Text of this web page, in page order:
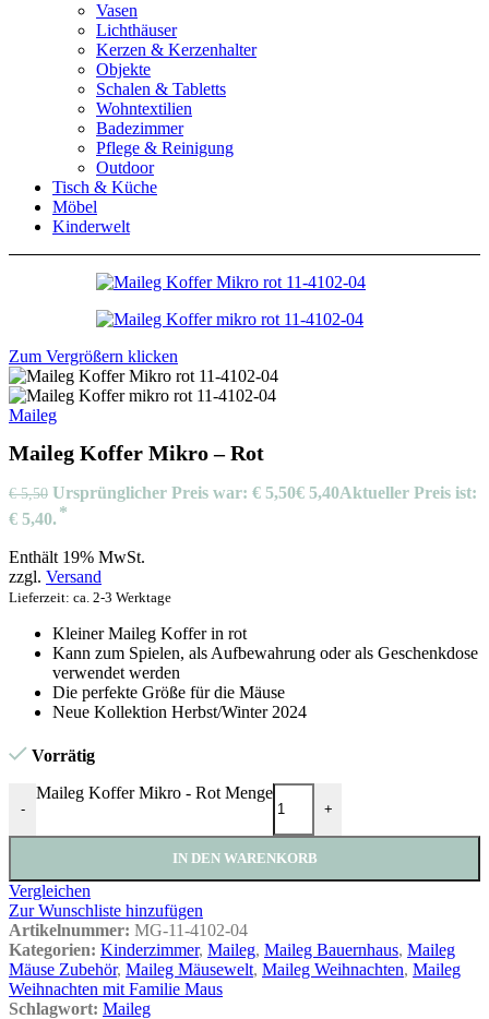
Vasen
Lichthäuser
Kerzen & Kerzenhalter
Objekte
Schalen & Tabletts
Wohntextilien
Badezimmer
Pflege & Reinigung
Outdoor
Tisch & Küche
Möbel
Kinderwelt
Zum Vergrößern klicken
Maileg
Maileg Koffer Mikro – Rot
€5,50 Ursprünglicher Preis war: € 5,50€ 5,40Aktueller Preis ist:
€ 5,40.
Enthält 19% MwSt.
zzgl. Versand
Lieferzeit: ca. 2-3 Werktage
Kleiner Maileg Koffer in rot
Kann zum Spielen, als Aufbewahrung oder als Geschenkdose
verwendet werden
Die perfekte Größe für die Mäuse
Neue Kollektion Herbst/Winter 2024
Vorrätig
-
Maileg Koffer Mikro - Rot Menge
+
IN DEN WARENKORB
Vergleichen
Zur Wunschliste hinzufügen
Artikelnummer: MG-11-4102-04
Kategorien: Kinderzimmer, Maileg, Maileg Bauernhaus, Maileg
Mäuse Zubehör, Maileg Mäusewelt, Maileg Weihnachten, Maileg
Weihnachten mit Familie Maus
Schlagwort: Maileg